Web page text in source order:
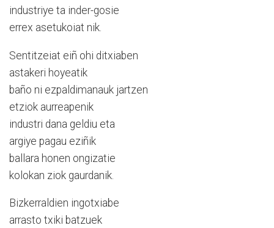
industriye ta inder-gosie
errex asetukoiat nik.
Sentitzeiat eiñ ohi ditxiaben
astakeri hoyeatik
baño ni ezpaldimanauk jartzen
etziok aurreapenik
industri dana geldiu eta
argiye pagau eziñik
ballara honen ongizatie
kolokan ziok gaurdanik.
Bizkerraldien ingotxiabe
arrasto txiki batzuek